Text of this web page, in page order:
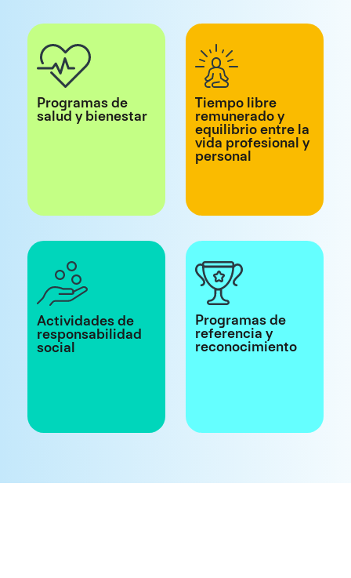
Programas de
salud y bienestar
Tiempo libre
remunerado y
equilibrio entre la
vida profesional y
personal
Actividades de
responsabilidad
social
Programas de
referencia y
reconocimiento